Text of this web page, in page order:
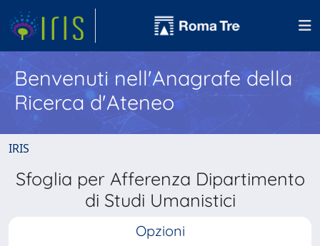
Benvenuti nell'Anagrafe della
Ricerca d'Ateneo
IRIS
Sfoglia per Afferenza Dipartimento
di Studi Umanistici
Opzioni